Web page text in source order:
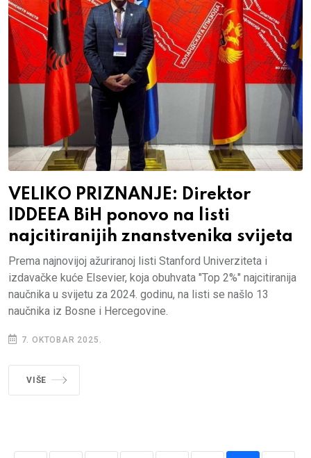
VELIKO PRIZNANJE: Direktor
IDDEEA BiH ponovo na listi
najcitiranijih znanstvenika svijeta
Prema najnovijoj ažuriranoj listi Stanford Univerziteta i
izdavačke kuće Elsevier, koja obuhvata "Top 2%" najcitiranija
naučnika u svijetu za 2024. godinu, na listi se našlo 13
naučnika iz Bosne i Hercegovine.
7. OKTOBAR 2025.
VIŠE